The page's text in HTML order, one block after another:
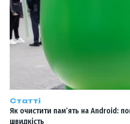
Статті
Як очистити пам’ять на Android:
швидкість